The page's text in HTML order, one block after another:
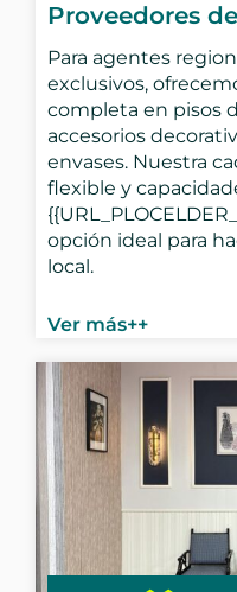
Proveedores
Para agentes
exclusivos,
completa en pisos
accesorios
envases. Nuestra
flexible y
opción ideal para
local.
Ver más++